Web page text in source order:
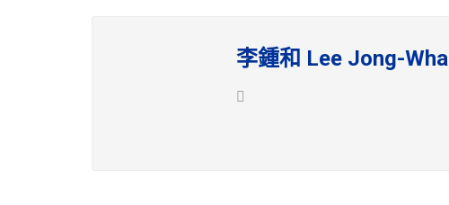
李鍾和 Lee Jong-Wha